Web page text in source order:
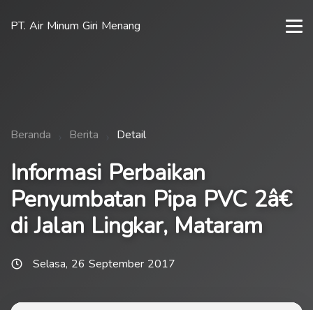
PT. Air Minum Giri Menang
Beranda Berita Detail
Informasi Perbaikan
Penyumbatan Pipa PVC 2â€
di Jalan Lingkar, Mataram
Selasa, 26 September 2017